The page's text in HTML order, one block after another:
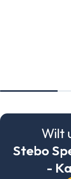
Wilt
Stebo
-